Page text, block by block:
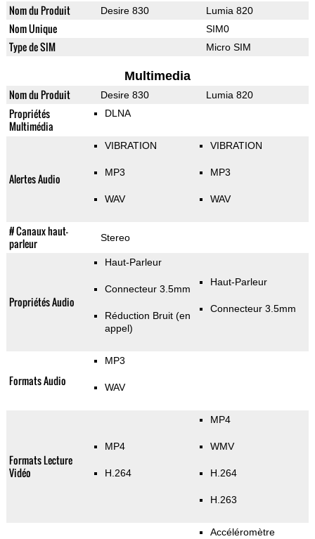
Nom du Produit Desire 830 Lumia 820
Nom Unique SIM0
Type de SIM Micro SIM
Multimedia
Nom du Produit Desire 830 Lumia 820
Propriétés
Multimédia
DLNA
Alertes Audio
VIBRATION
MP3
WAV
VIBRATION
MP3
WAV
# Canaux haut-
parleur
Stereo
Propriétés Audio
Haut-Parleur
Connecteur 3.5mm
Réduction Bruit (en
appel)
Haut-Parleur
Connecteur 3.5mm
Formats Audio
MP3
WAV
Formats Lecture
Vidéo
MP4
H.264
MP4
WMV
H.264
H.263
Accéléromètre